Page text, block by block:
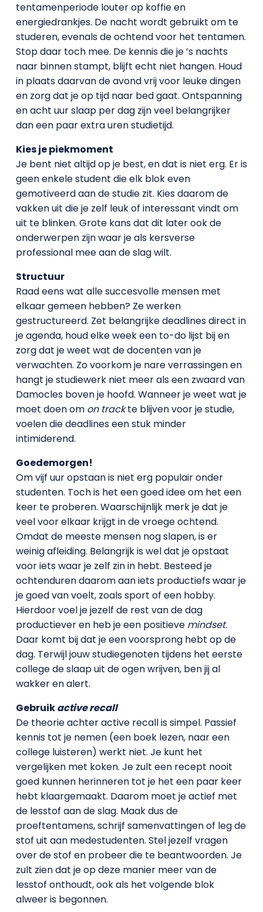
tentamenperiode louter op koffie en
energiedrankjes. De nacht wordt gebruikt om te
studeren, evenals de ochtend voor het tentamen.
Stop daar toch mee. De kennis die je ’s nachts
naar binnen stampt, blijft echt niet hangen. Houd
in plaats daarvan de avond vrij voor leuke dingen
en zorg dat je op tijd naar bed gaat. Ontspanning
en acht uur slaap per dag zijn veel belangrijker
dan een paar extra uren studietijd.
Kies je piekmoment
Je bent niet altijd op je best, en dat is niet erg. Er is
geen enkele student die elk blok even
gemotiveerd aan de studie zit. Kies daarom de
vakken uit die je zelf leuk of interessant vindt om
uit te blinken. Grote kans dat dit later ook de
onderwerpen zijn waar je als kersverse
professional mee aan de slag wilt.
Structuur
Raad eens wat alle succesvolle mensen met
elkaar gemeen hebben? Ze werken
gestructureerd. Zet belangrijke deadlines direct in
je agenda, houd elke week een to-do lijst bij en
zorg dat je weet wat de docenten van je
verwachten. Zo voorkom je nare verrassingen en
hangt je studiewerk niet meer als een zwaard van
Damocles boven je hoofd. Wanneer je weet wat je
moet doen om on trackte blijven voor je studie,
voelen die deadlines een stuk minder
intimiderend.
Goedemorgen!
Om vijf uur opstaan is niet erg populair onder
studenten. Toch is het een goed idee om het een
keer te proberen. Waarschijnlijk merk je dat je
veel voor elkaar krijgt in de vroege ochtend.
Omdat de meeste mensen nog slapen, is er
weinig afleiding. Belangrijk is wel dat je opstaat
voor iets waar je zelf zin in hebt. Besteed je
ochtenduren daarom aan iets productiefs waar je
je goed van voelt, zoals sport of een hobby.
Hierdoor voel je jezelf de rest van de dag
productiever en heb je een positieve mindset.
Daar komt bij dat je een voorsprong hebt op de
dag. Terwijl jouw studiegenoten tijdens het eerste
college de slaap uit de ogen wrijven, ben jij al
wakker en alert.
Gebruikactive recall
De theorie achter active recall is simpel. Passief
kennis tot je nemen (een boek lezen, naar een
college luisteren) werkt niet. Je kunt het
vergelijken met koken. Je zult een recept nooit
goed kunnen herinneren tot je het een paar keer
hebt klaargemaakt. Daarom moet je actief met
de lesstof aan de slag. Maak dus de
proeftentamens, schrijf samenvattingen of leg de
stof uit aan medestudenten. Stel jezelf vragen
over de stof en probeer die te beantwoorden. Je
zult zien dat je op deze manier meer van de
lesstof onthoudt, ook als het volgende blok
alweer is begonnen.